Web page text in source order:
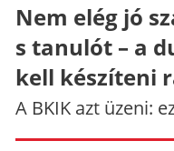
Nem elég jó
s tanulót – a
kell készíteni
A BKIK azt üzeni: